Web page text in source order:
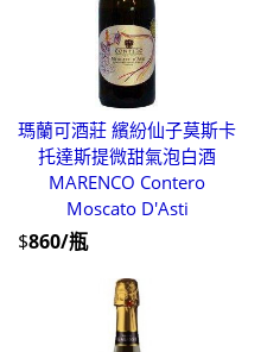
瑪蘭可酒莊 繽紛仙子莫斯卡
托達斯提微甜氣泡白酒
MARENCO Contero
Moscato D'Asti
$860/瓶